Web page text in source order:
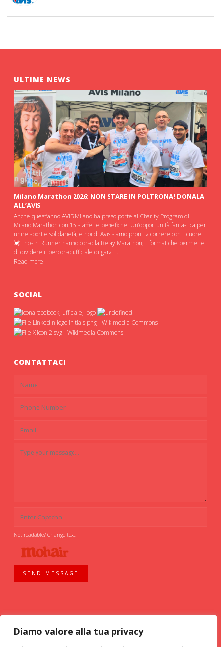
Diamo valore alla tua privacy
ULTIME NEWS
Milano Marathon 2026: NON STARE IN POLTRONA! DONALA
ALL’AVIS
Anche quest’anno AVIS Milano ha preso porte al Charity Program di
Milano Marathon con 15 staffette benefiche. Un’opportunità fantastica per
unire sport e solidarietà, e noi di Avis siamo pronti a correre con il cuore!
💓 I nostri Runner hanno corso la Relay Marathon, il format che permette
di dividere il percorso ufficiale di gara […]
Read more
SOCIAL
CONTATTACI
Not readable? Change text.
SEND MESSAGE